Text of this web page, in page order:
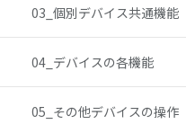
03_個別デバイス共通機能
04_デバイスの各機能
05_その他デバイスの操作